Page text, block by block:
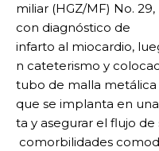
miliar (HGZ/MF) No.
con diagnóstico de
infarto al miocardio,
n cateterismo y
tubo de malla metálica
que se implanta en
ta y asegurar el flujo
comorbilidades